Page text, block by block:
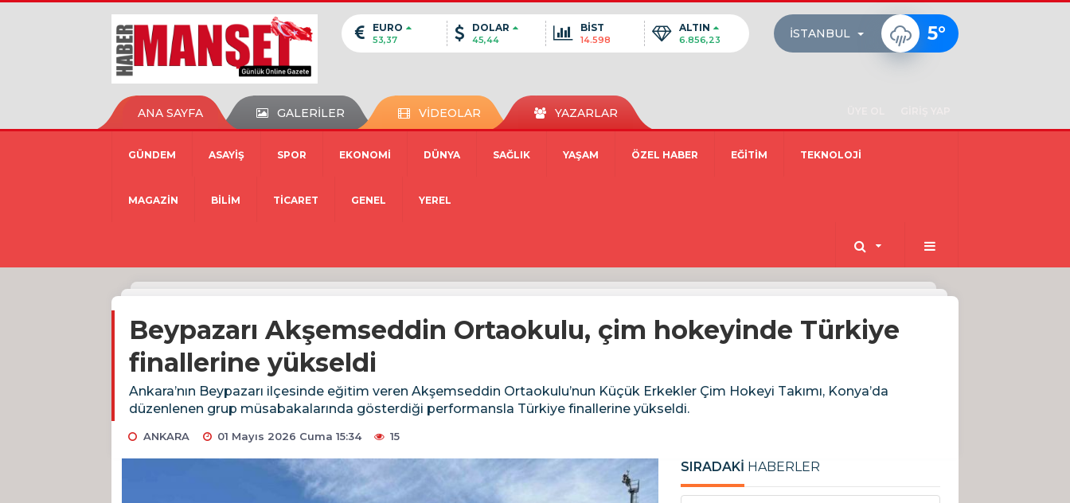
EURO
53,37
DOLAR
45,44
BİST
14.598
ALTIN
6.856,23 İSTANBUL 5°
ANA SAYFA GALERİLER VİDEOLAR YAZARLAR
GÜNDEM ASAYİŞ SPOR EKONOMİ DÜNYA SAĞLIK YAŞAM ÖZEL HABER EĞİTİM TEKNOLOJİ
MAGAZİN BİLİM TİCARET GENEL YEREL
Beypazarı Akşemseddin Ortaokulu, çim hokeyinde Türkiye
finallerine yükseldi
Ankara’nın Beypazarı ilçesinde eğitim veren Akşemseddin Ortaokulu’nun Küçük Erkekler Çim Hokeyi Takımı, Konya’da
düzenlenen grup müsabakalarında gösterdiği performansla Türkiye finallerine yükseldi.
ANKARA 01 Mayıs 2026 Cuma 15:34 15
SIRADAKİ HABERLER